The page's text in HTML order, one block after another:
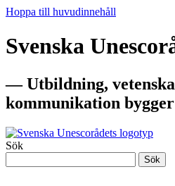
Hoppa till huvudinnehåll
Svenska
— Utbildning,
kommunikation
Sök
Sök